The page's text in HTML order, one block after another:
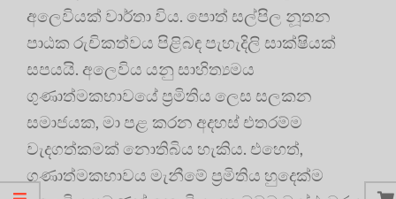
අලෙවියක් වාර්තා විය. පොත් සල්පිල නූතන
පාඨක රුචිකත්වය පිළිබඳ පැහැදිලි සාක්ෂියක්
සපයයි. අලෙවිය යනු සාහිත්‍යමය
ගුණාත්මකභාවයේ ප්‍රමිතිය ලෙස සලකන
සමාජයක, මා පළ කරන අදහස් එතරම්ම
වැදගත්කමක් නොතිබිය හැකිය. එහෙත්,
ගුණාත්මකභාවය මැනීමේ ප්‍රමිතිය හුදෙක්ම